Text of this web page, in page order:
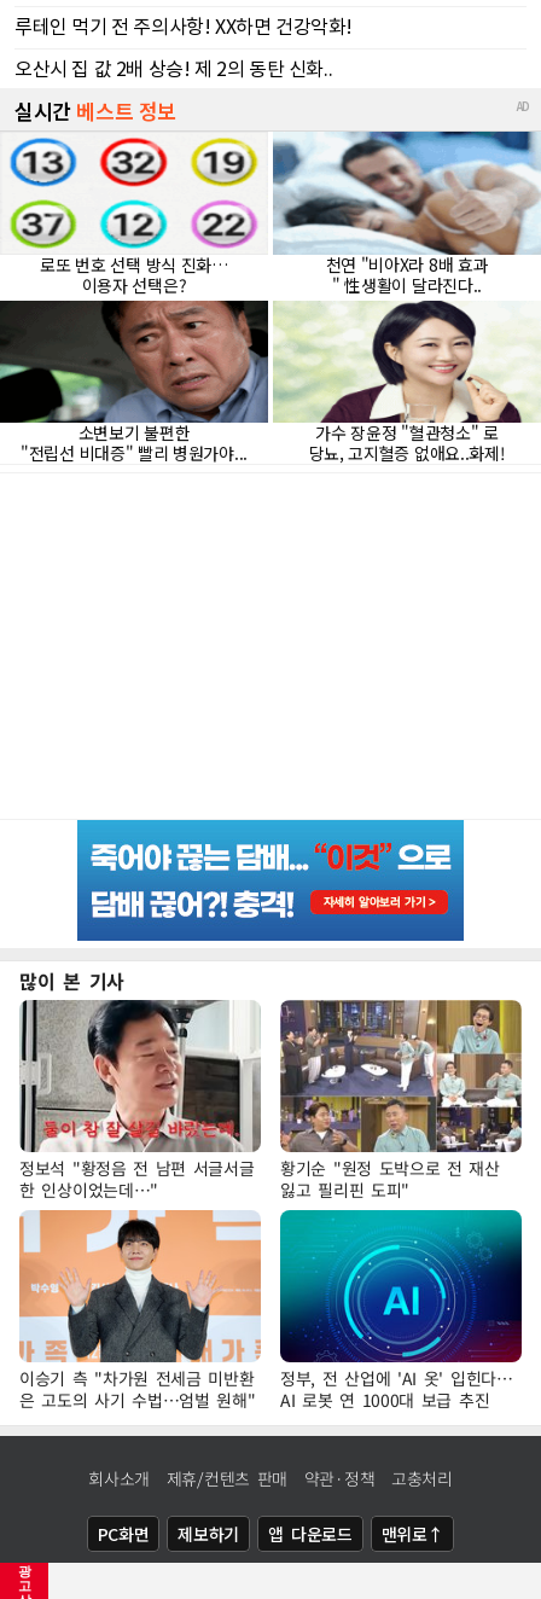
광
고
많이 본 기사
정보석 "황정음 전 남편 서글서글
한 인상이었는데…"
황기순 "원정 도박으로 전 재산
잃고 필리핀 도피"
이승기 측 "차가원 전세금 미반환
은 고도의 사기 수법…엄벌 원해"
정부, 전 산업에 'AI 옷' 입힌다…
AI 로봇 연 1000대 보급 추진
회사소개 제휴/컨텐츠 판매 약관·정책 고충처리
PC화면 제보하기 앱 다운로드 맨위로↑